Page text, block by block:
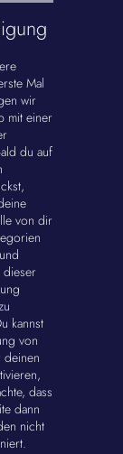
Mal
wir
mit einer
du auf
von dir
dieser
kannst
von
dass
dann
nicht